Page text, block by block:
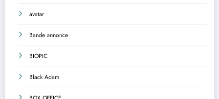
avatar
Bande annonce
BIOPIC
Black Adam